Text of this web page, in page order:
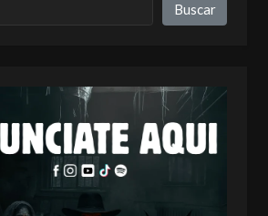
Buscar